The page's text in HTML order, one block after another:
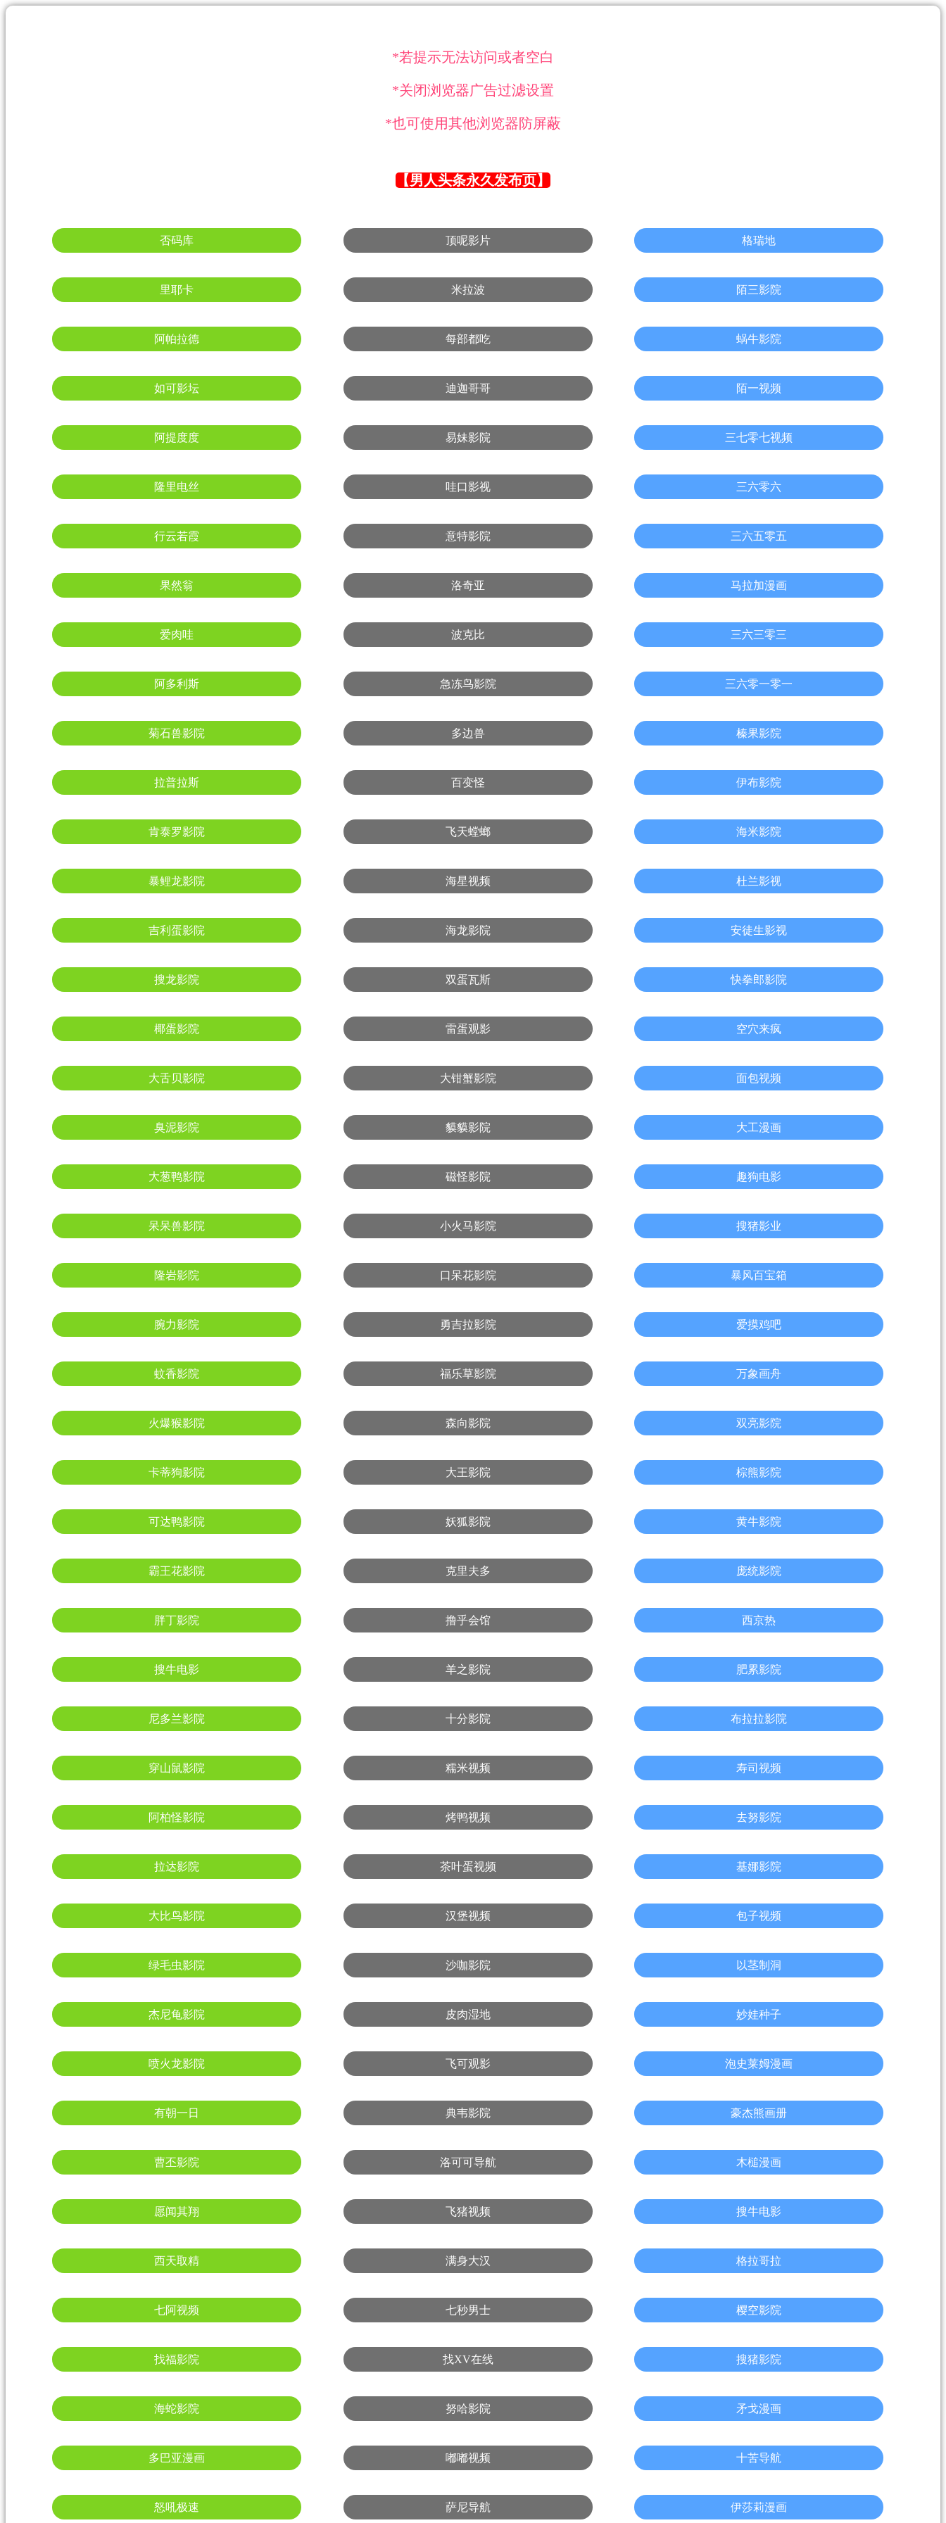
*若提示无法访问或者空白
*关闭浏览器广告过滤设置
*也可使用其他浏览器防屏蔽
【男人头条永久发布页】
否码库 顶呢影片 格瑞地
里耶卡 米拉波 陌三影院
阿帕拉德 每部都吃 蜗牛影院
如可影坛 迪迦哥哥 陌一视频
阿提度度 易妹影院 三七零七视频
隆里电丝 哇口影视 三六零六
行云若霞 意特影院 三六五零五
果然翁 洛奇亚 马拉加漫画
爱肉哇 波克比 三六三零三
阿多利斯 急冻鸟影院 三六零一零一
菊石兽影院 多边兽 榛果影院
拉普拉斯 百变怪 伊布影院
肯泰罗影院 飞天螳螂 海米影院
暴鲤龙影院 海星视频 杜兰影视
吉利蛋影院 海龙影院 安徒生影视
搜龙影院 双蛋瓦斯 快拳郎影院
椰蛋影院 雷蛋观影 空穴来疯
大舌贝影院 大钳蟹影院 面包视频
臭泥影院 貘貘影院 大工漫画
大葱鸭影院 磁怪影院 趣狗电影
呆呆兽影院 小火马影院 搜猪影业
隆岩影院 口呆花影院 暴风百宝箱
腕力影院 勇吉拉影院 爱摸鸡吧
蚊香影院 福乐草影院 万象画舟
火爆猴影院 森向影院 双亮影院
卡蒂狗影院 大王影院 棕熊影院
可达鸭影院 妖狐影院 黄牛影院
霸王花影院 克里夫多 庞统影院
胖丁影院 撸乎会馆 西京热
搜牛电影 羊之影院 肥累影院
尼多兰影院 十分影院 布拉拉影院
穿山鼠影院 糯米视频 寿司视频
阿柏怪影院 烤鸭视频 去努影院
拉达影院 茶叶蛋视频 基娜影院
大比鸟影院 汉堡视频 包子视频
绿毛虫影院 沙咖影院 以茎制洞
杰尼龟影院 皮肉湿地 妙娃种子
喷火龙影院 飞可观影 泡史莱姆漫画
有朝一日 典韦影院 豪杰熊画册
曹丕影院 洛可可导航 木槌漫画
愿闻其翔 飞猪视频 搜牛电影
西天取精 满身大汉 格拉哥拉
七阿视频 七秒男士 樱空影院
找福影院 找XV在线 搜猪影院
海蛇影院 努哈影院 矛戈漫画
多巴亚漫画 嘟嘟视频 十苦导航
怒吼极速 萨尼导航 伊莎莉漫画